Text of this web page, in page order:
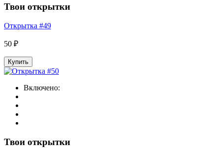
Твои открытки
Открытка #49
50 ₽
Купить
Включено:
Твои открытки